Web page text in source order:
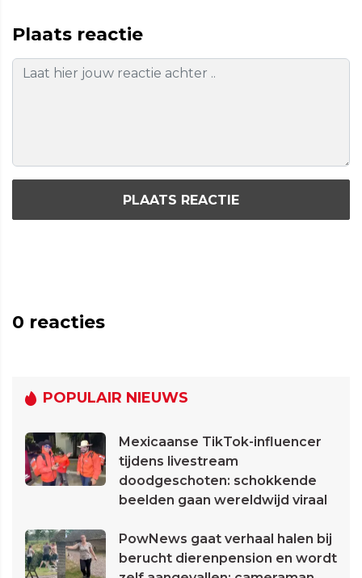
Plaats reactie
PLAATS REACTIE
0 reacties
POPULAIR NIEUWS
Mexicaanse TikTok-influencer
tijdens livestream
doodgeschoten: schokkende
beelden gaan wereldwijd viraal
PowNews gaat verhaal halen bij
berucht dierenpension en wordt